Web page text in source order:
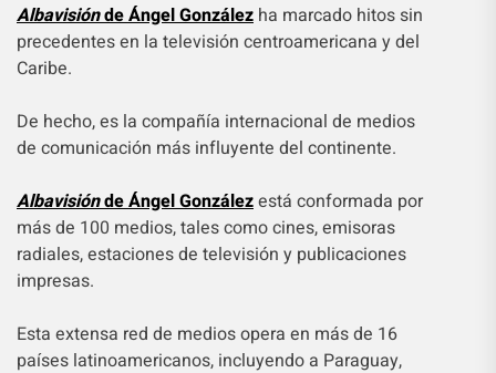
Albavisiónde Ángel González ha marcado hitos sin
precedentes en la televisión centroamericana y del
Caribe.
De hecho, es la compañía internacional de medios
de comunicación más influyente del continente.
Albavisiónde Ángel Gonzálezestá conformada por
más de 100 medios, tales como cines, emisoras
radiales, estaciones de televisión y publicaciones
impresas.
Esta extensa red de medios opera en más de 16
países latinoamericanos, incluyendo a Paraguay,